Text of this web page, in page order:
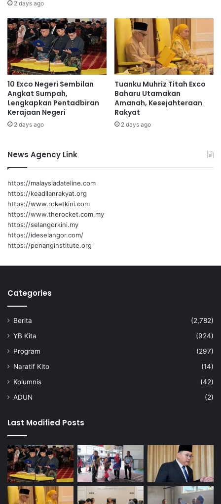
Jalaluddin
2
0
2
5
m
s
u
m
b
a
n
g
a
n
k
e
n
g
u
s
e
a
r
n
2 days ago
10 Exco Negeri Sembilan
Angkat Sumpah,
Lengkapkan Pentadbiran
Kerajaan Negeri
2 days ago
Tuanku Muhriz Titah Exco
Baharu Utamakan
Amanah, Kesejahteraan
Rakyat
2 days ago
News Agency Link
https://malaysiadateline.com
https://keadilanrakyat.org
https://www.roketkini.com
https://www.therocket.com.my
https://selangorkini.my
https://ideselangor.com/
https://penanginstitute.org
Categories
Berita
(2,782)
YB Kita
(924)
Program
(297)
Naratif Kito
(14)
Kolumnis
(42)
ADUN
(2)
Last Modified Posts